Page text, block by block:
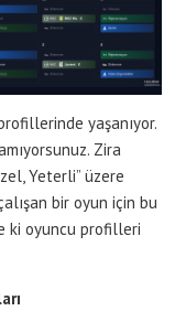
yaşanıyor.
Zira
Yeterli” üzere
bir oyun için bu
ki oyuncu profilleri